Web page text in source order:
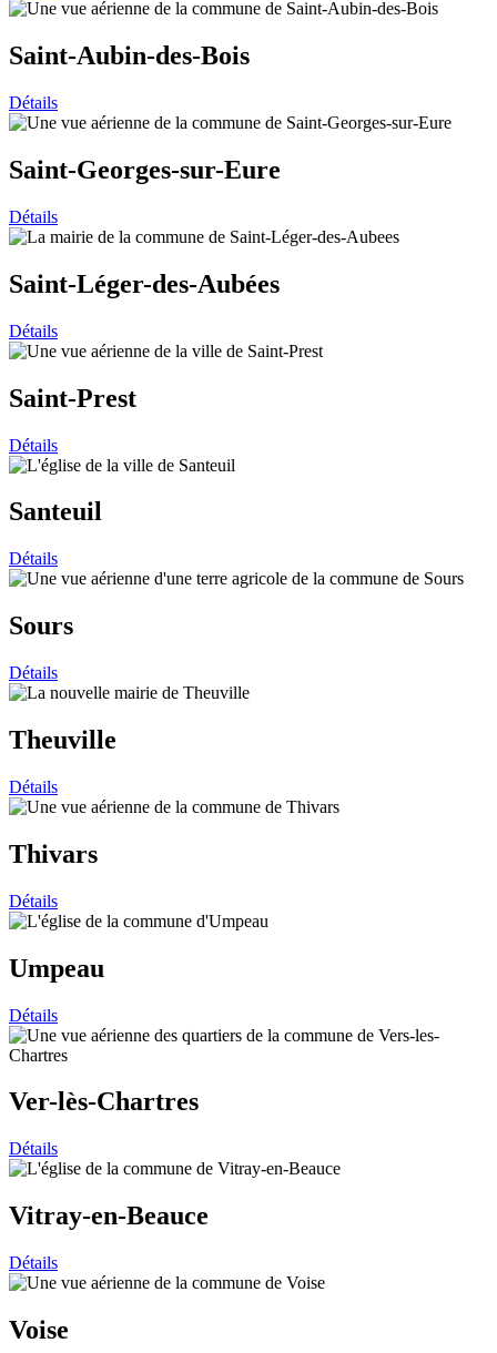
Saint-Aubin-des-Bois
Détails
Saint-Georges-sur-Eure
Détails
Saint-Léger-des-Aubées
Détails
Saint-Prest
Détails
Santeuil
Détails
Sours
Détails
Theuville
Détails
Thivars
Détails
Umpeau
Détails
Ver-lès-Chartres
Détails
Vitray-en-Beauce
Détails
Voise